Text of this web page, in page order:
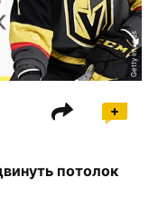
Getty Images
потолок